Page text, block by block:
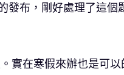
發布，剛好處理了這個
實在寒假來辦也是可以